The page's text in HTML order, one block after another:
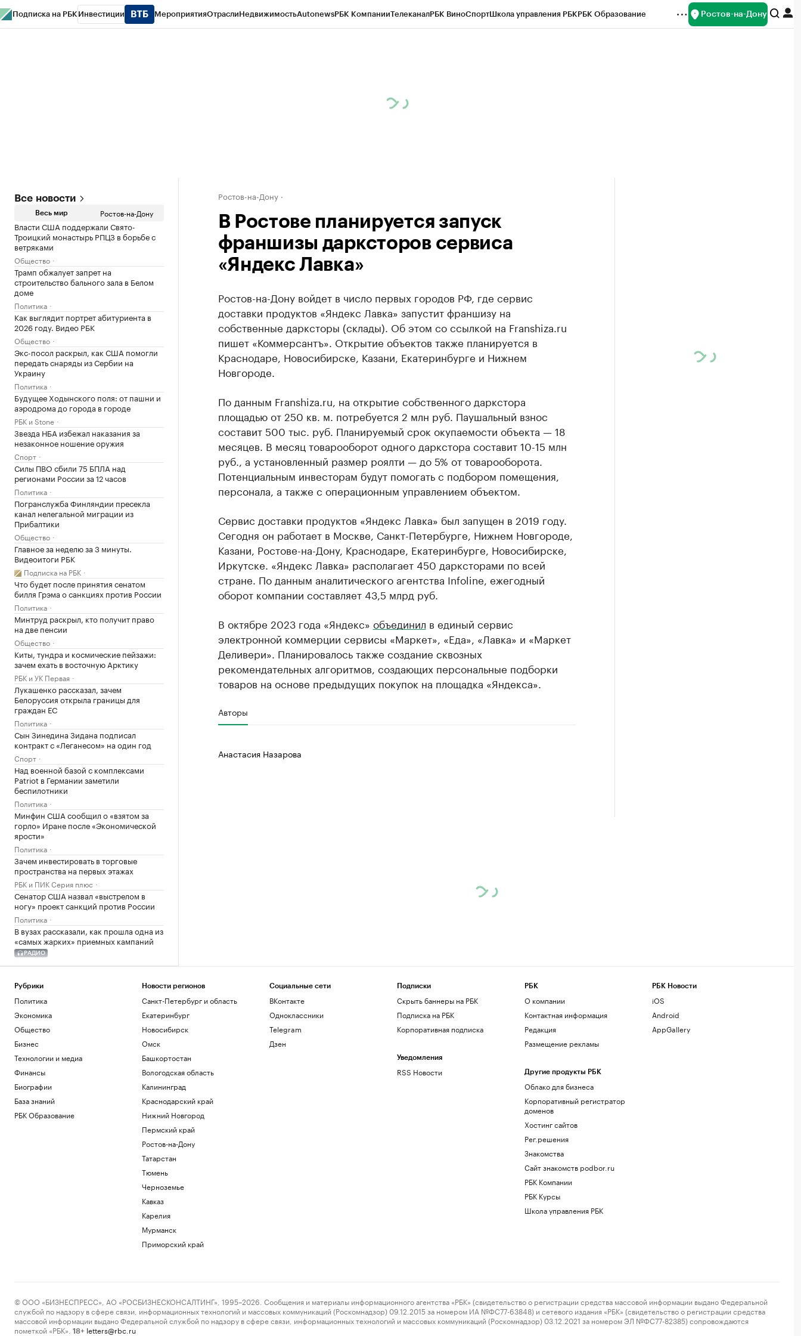
Подписка на РБК Инвестиции МероприятияОтраслиНедвижимостьAutonewsРБК КомпанииТелеканалРБК ВиноСпортШкола управления РБКРБК Образование Ростов-на-Дону
Все новости
Весь мир Ростов-на-Дону
Власти США поддержали Свято-
Троицкий монастырь РПЦЗ в борьбе с
ветряками
Общество
Трамп обжалует запрет на
строительство бального зала в Белом
доме
Политика
Как выглядит портрет абитуриента в
2026 году. Видео РБК
Общество
Экс-посол раскрыл, как США помогли
передать снаряды из Сербии на
Украину
Политика
Будущее Ходынского поля: от пашни и
аэродрома до города в городе
РБК и Stone
Звезда НБА избежал наказания за
незаконное ношение оружия
Спорт
Силы ПВО сбили 75 БПЛА над
регионами России за 12 часов
Политика
Погранслужба Финляндии пресекла
канал нелегальной миграции из
Прибалтики
Общество
Главное за неделю за 3 минуты.
Видеоитоги РБК
Подписка на РБК
Что будет после принятия сенатом
билля Грэма о санкциях против России
Политика
Минтруд раскрыл, кто получит право
на две пенсии
Общество
Киты, тундра и космические пейзажи:
зачем ехать в восточную Арктику
РБК и УК Первая
Лукашенко рассказал, зачем
Белоруссия открыла границы для
граждан ЕС
Политика
Сын Зинедина Зидана подписал
контракт с «Леганесом» на один год
Спорт
Над военной базой с комплексами
Patriot в Германии заметили
беспилотники
Политика
Минфин США сообщил о «взятом за
горло» Иране после «Экономической
ярости»
Политика
Зачем инвестировать в торговые
пространства на первых этажах
РБК и ПИК Серия плюс
Сенатор США назвал «выстрелом в
ногу» проект санкций против России
Политика
В вузах рассказали, как прошла одна из
«самых жарких» приемных кампаний
РАДИО
Общество
«Салават Юлаев»
Спорт
Ростов-на-Дону
В Ростове планируется запуск
франшизы дарксторов сервиса
«Яндекс Лавка»
Ростов-на-Дону войдет в число первых городов РФ, где сервис
доставки продуктов «Яндекс Лавка» запустит франшизу на
собственные дарксторы (склады). Об этом со ссылкой на Franshiza.ru
пишет «Коммерсантъ». Открытие объектов также планируется в
Краснодаре, Новосибирске, Казани, Екатеринбурге и Нижнем
Новгороде.
По данным Franshiza.ru, на открытие собственного даркстора
площадью от 250 кв. м. потребуется 2 млн руб. Паушальный взнос
составит 500 тыс. руб. Планируемый срок окупаемости объекта — 18
месяцев. В месяц товарооборот одного даркстора составит 10-15 млн
руб., а установленный размер роялти — до 5% от товарооборота.
Потенциальным инвесторам будут помогать с подбором помещения,
персонала, а также с операционным управлением объектом.
Сервис доставки продуктов «Яндекс Лавка» был запущен в 2019 году.
Сегодня он работает в Москве, Санкт-Петербурге, Нижнем Новгороде,
Казани, Ростове-на-Дону, Краснодаре, Екатеринбурге, Новосибирске,
Иркутске. «Яндекс Лавка» располагает 450 дарксторами по всей
стране. По данным аналитического агентства Infoline, ежегодный
оборот компании составляет 43,5 млрд руб.
В октябре 2023 года «Яндекс» объединил в единый сервис
электронной коммерции сервисы «Маркет», «Еда», «Лавка» и «Маркет
Деливери». Планировалось также создание сквозных
рекомендательных алгоритмов, создающих персональные подборки
товаров на основе предыдущих покупок на площадка «Яндекса».
Авторы
Анастасия Назарова
Рубрики
Политика
Экономика
Общество
Бизнес
Технологии и медиа
Финансы
Биографии
База знаний
РБК Образование
Новости регионов
Санкт-Петербург и область
Екатеринбург
Новосибирск
Омск
Башкортостан
Вологодская область
Калининград
Краснодарский край
Нижний Новгород
Пермский край
Ростов-на-Дону
Татарстан
Тюмень
Черноземье
Кавказ
Карелия
Мурманск
Приморский край
Социальные сети
ВКонтакте
Одноклассники
Telegram
Дзен
Подписки
Скрыть баннеры на РБК
Подписка на РБК
Корпоративная подписка
Уведомления
RSS Новости
РБК
О компании
Контактная информация
Редакция
Размещение рекламы
Другие продукты РБК
Облако для бизнеса
Корпоративный регистратор
доменов
Хостинг сайтов
Рег.решения
Знакомства
Сайт знакомств podbor.ru
РБК Компании
РБК Курсы
Школа управления РБК
РБК Новости
iOS
Android
AppGallery
© ООО «БИЗНЕСПРЕСС», АО «РОСБИЗНЕСКОНСАЛТИНГ», 1995–2026. Сообщения и материалы информационного агентства «РБК» (свидетельство о регистрации средства массовой информации выдано Федеральной
службой по надзору в сфере связи, информационных технологий и массовых коммуникаций (Роскомнадзор) 09.12.2015 за номером ИА №ФС77-63848) и сетевого издания «РБК» (свидетельство о регистрации средства
массовой информации выдано Федеральной службой по надзору в сфере связи, информационных технологий и массовых коммуникаций (Роскомнадзор) 03.12.2021 за номером ЭЛ №ФС77-82385) сопровождаются
пометкой «РБК».
18+ letters@rbc.ru